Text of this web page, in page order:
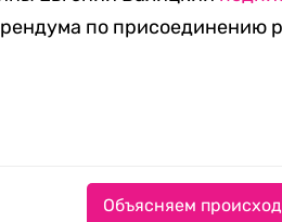
по присоединению
Объясняем